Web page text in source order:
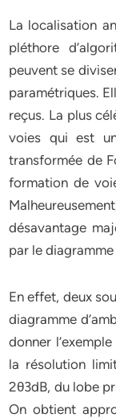
La localisation
pléthore
peuvent se
paramétriques.
reçus. La plus
voies qui est
transformée de
formation de
désavantage
par le diagramme
En effet, deux
diagramme
donner
la résolution
2θ3dB, du lobe
On obtient